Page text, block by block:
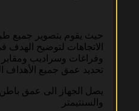
حيث يقوم بتصوير جميع
الاتجاهات لتوضيح
وفراغات وسراديب
تحديد عمق جميع الأهداف
يصل الجهاز الى عمق باطن
والسنتيمتر